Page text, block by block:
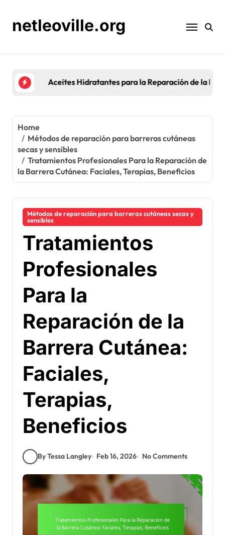
contentnetleoville.org
Aceites Hidratantes para la Reparación de la
Home
Métodos de reparación para barreras cutáneas
secas y sensibles
Tratamientos Profesionales Para la Reparación de
la Barrera Cutánea: Faciales, Terapias, Beneficios
Métodos de reparación para barreras cutáneas secas y
sensibles
Tratamientos
Profesionales
Para la
Reparación de la
Barrera Cutánea:
Faciales,
Terapias,
Beneficios
By Tessa Langley Feb 16, 2026 No Comments